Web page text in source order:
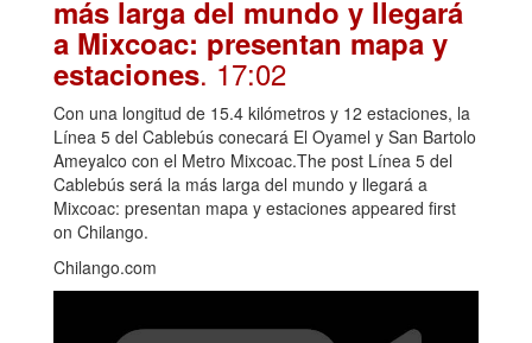
más larga del mundo y llegará
a Mixcoac: presentan mapa y
estaciones. 17:02
Con una longitud de 15.4 kilómetros y 12 estaciones, la
Línea 5 del Cablebús conecará El Oyamel y San Bartolo
Ameyalco con el Metro Mixcoac.The post Línea 5 del
Cablebús será la más larga del mundo y llegará a
Mixcoac: presentan mapa y estaciones appeared first
on Chilango.
Chilango.com